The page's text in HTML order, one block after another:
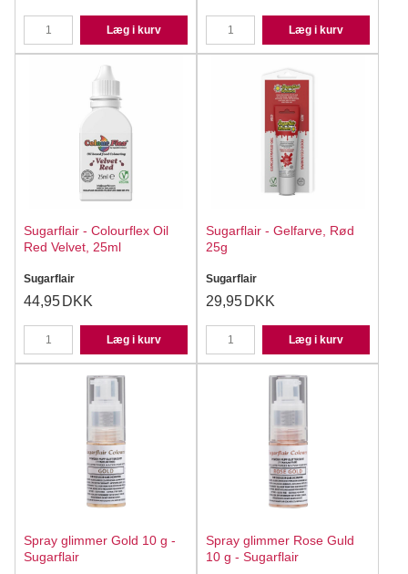
Læg i kurv Læg i kurv
Sugarflair - Colourflex Oil
Red Velvet, 25ml
Sugarflair
44,95 DKK
Læg i kurv
Sugarflair - Gelfarve, Rød
25g
Sugarflair
29,95 DKK
Læg i kurv
Spray glimmer Gold 10 g -
Sugarflair
Spray glimmer Rose Guld
10 g - Sugarflair